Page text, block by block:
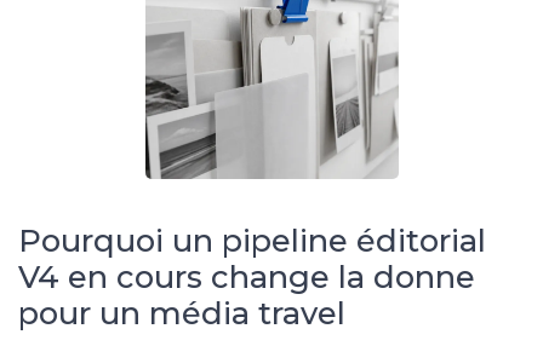
Pourquoi un pipeline éditorial
V4 en cours change la donne
pour un média travel